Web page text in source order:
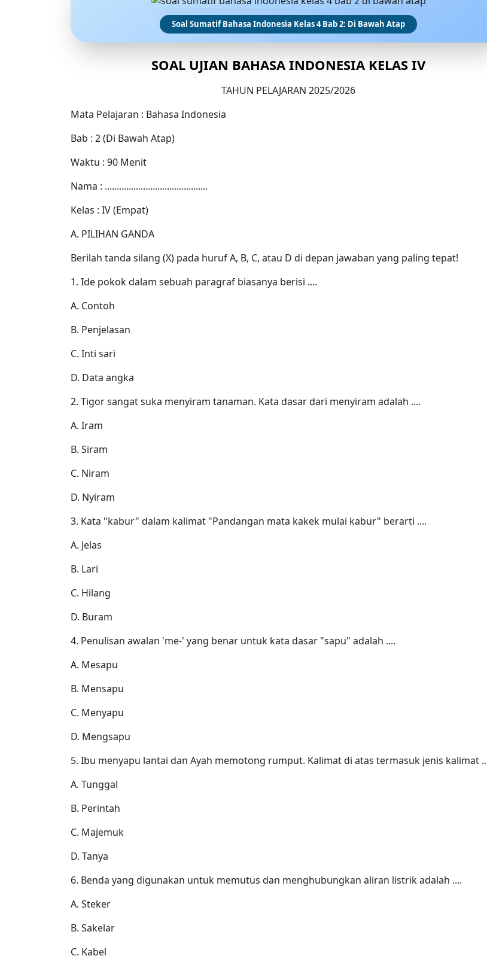
Soal Sumatif Bahasa Indonesia Kelas 4 Bab 2: Di Bawah Atap
SOAL UJIAN BAHASA INDONESIA KELAS IV
TAHUN PELAJARAN 2025/2026
Mata Pelajaran : Bahasa Indonesia
Bab : 2 (Di Bawah Atap)
Waktu : 90 Menit
Nama : ...........................................
Kelas : IV (Empat)
A. PILIHAN GANDA
Berilah tanda silang (X) pada huruf A, B, C, atau D di depan jawaban yang paling tepat!
1. Ide pokok dalam sebuah paragraf biasanya berisi ....
A. Contoh
B. Penjelasan
C. Inti sari
D. Data angka
2. Tigor sangat suka menyiram tanaman. Kata dasar dari menyiram adalah ....
A. Iram
B. Siram
C. Niram
D. Nyiram
3. Kata "kabur" dalam kalimat "Pandangan mata kakek mulai kabur" berarti ....
A. Jelas
B. Lari
C. Hilang
D. Buram
4. Penulisan awalan 'me-' yang benar untuk kata dasar "sapu" adalah ....
A. Mesapu
B. Mensapu
C. Menyapu
D. Mengsapu
5. Ibu menyapu lantai dan Ayah memotong rumput. Kalimat di atas termasuk jenis kalimat
A. Tunggal
B. Perintah
C. Majemuk
D. Tanya
6. Benda yang digunakan untuk memutus dan menghubungkan aliran listrik adalah ....
A. Steker
B. Sakelar
C. Kabel